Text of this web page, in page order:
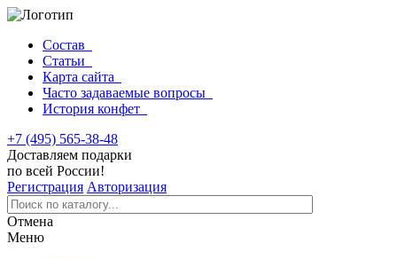
Состав
Статьи
Карта сайта
Часто задаваемые вопросы
История конфет
+7 (495) 565-38-48
Доставляем подарки
по всей России!
Регистрация Авторизация
Отмена
Меню